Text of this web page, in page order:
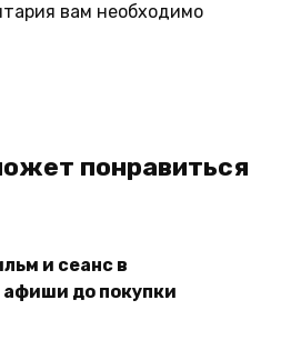
вам необходимо
понравиться
и сеанс в
афиши до покупки